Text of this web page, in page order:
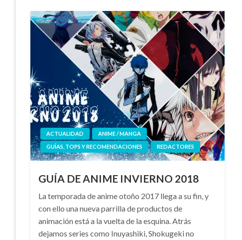
ACTUALIDAD
ANIME / MANGA
GUÍAS, TOPS Y RECOMENDACIONES
REDACTORES
GUÍA DE ANIME INVIERNO 2018
La temporada de anime otoño 2017 llega a su fin, y
con ello una nueva parrilla de productos de
animación está a la vuelta de la esquina. Atrás
dejamos series como Inuyashiki, Shokugeki no